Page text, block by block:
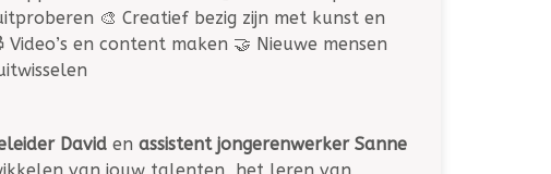
🎨 Creatief bezig zijn met kunst en
en content maken 🤝 Nieuwe mensen
David en assistent jongerenwerker Sanne